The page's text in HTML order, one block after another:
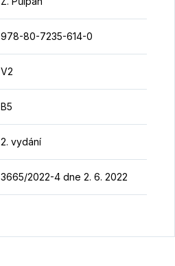
978-80-7235-614-0
V2
B5
2. vydání
3665/2022-4 dne 2. 6. 2022